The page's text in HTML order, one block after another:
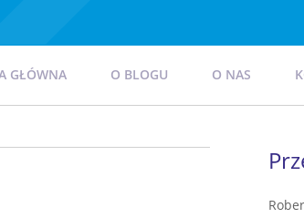
GŁÓWNA O BLOGU O NAS